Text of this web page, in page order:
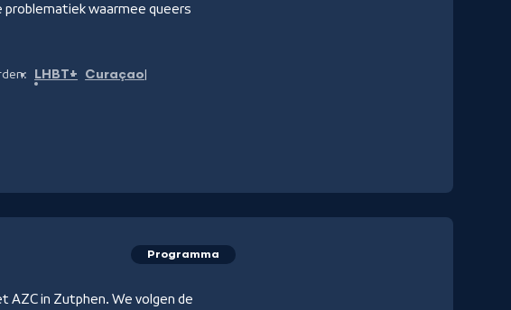
problematiek waarmee queers
LHBT+ Curaçao
Programma
AZC in Zutphen. We volgen de